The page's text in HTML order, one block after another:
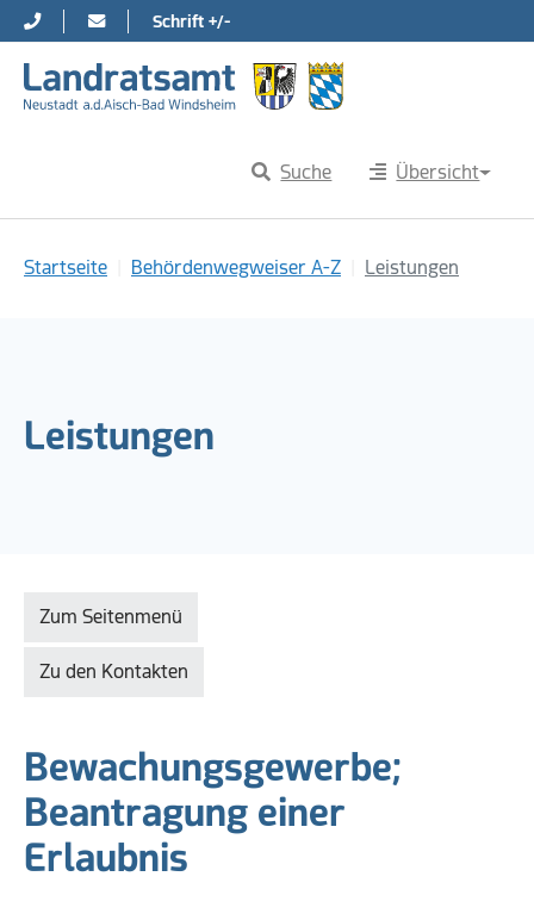
Direkt zur Hauptnavigation springen
Direkt zum Inhalt springen
Schrift +/-
Suche Übersicht
Startseite Behördenwegweiser A-Z Leistungen
Leistungen
Zum Seitenmenü
Zu den Kontakten
Bewachungsgewerbe;
Beantragung einer
Erlaubnis